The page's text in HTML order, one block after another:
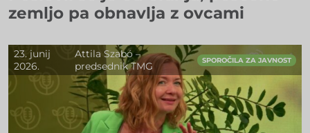
zemljo pa obnavlja z ovcami
23. junij
2026.
Attila Szabó –
predsednik TMG
SPOROČILA ZA JAVNOST